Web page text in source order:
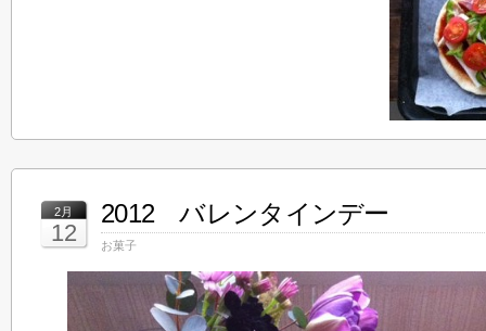
2月
12
2012 バレンタインデー
お菓子